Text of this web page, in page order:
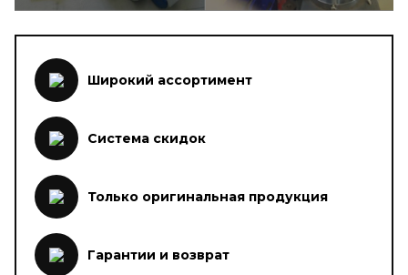
Широкий ассортимент
Система скидок
Только оригинальная продукция
Гарантии и возврат